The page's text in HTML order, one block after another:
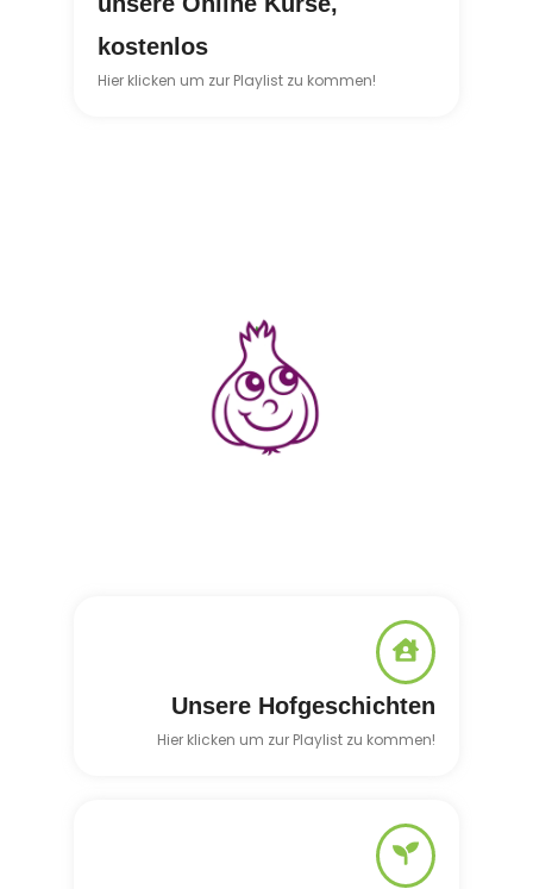
kostenlos
Hier klicken um zur Playlist zu kommen!
Unsere Hofgeschichten
Hier klicken um zur Playlist zu kommen!